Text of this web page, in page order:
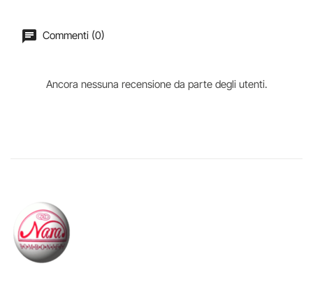
Commenti (0)
Ancora nessuna recensione da parte degli utenti.